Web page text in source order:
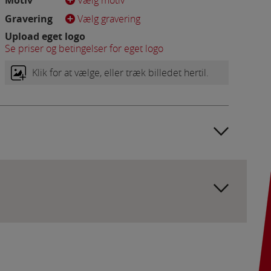
Gravering
Vælg gravering
Upload eget logo
Se priser og betingelser for eget logo
Klik for at vælge, eller træk billedet hertil.
Fx ved at
hjemmesider og